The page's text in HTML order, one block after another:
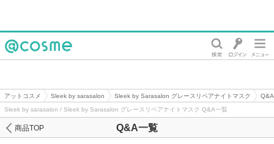
アットコスメ Sleek by sarasalon Sleek by Sarasalon グレースリペアナイトマスク
Sleek by sarasalon / Sleek by Sarasalon グレースリペアナイトマスク Q&A一覧
Q&A一覧
商品TOP